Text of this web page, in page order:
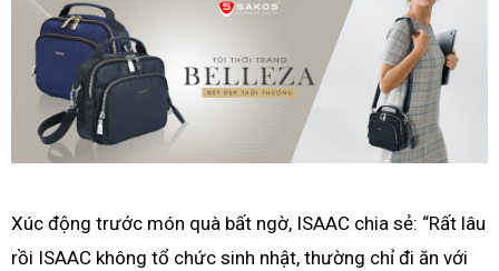
Xúc động trước món quà bất ngờ, ISAAC chia sẻ: “Rất lâu
rồi ISAAC không tổ chức sinh nhật, thường chỉ đi ăn với